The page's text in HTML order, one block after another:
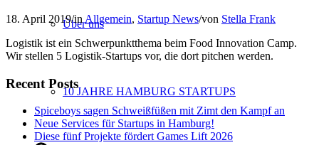
Über uns
10 JAHRE HAMBURG STARTUPS
18. April 2019/in Allgemein, Startup News/von Stella Frank
Logistik ist ein Schwerpunktthema beim Food Innovation Camp.
Wir stellen 5 Logistik-Startups vor, die dort pitchen werden.
Recent Posts
Spiceboys sagen Schweißfüßen mit Zimt den Kampf an
Neue Services für Startups in Hamburg!
Diese fünf Projekte fördert Games Lift 2026